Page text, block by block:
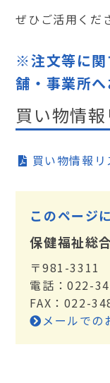
ぜひご活用くだ
※注文等に関
舗・事業所へ
買い物情報
買い物情報リ
このページ
保健福祉総
〒981-3311
電話：022-
FAX：022-
メールでの